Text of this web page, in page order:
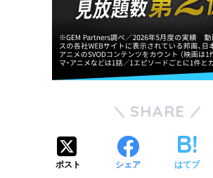
SHARE
ポスト シェア はてブ